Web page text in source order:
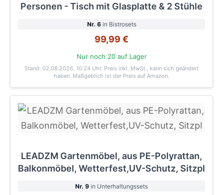
Personen - Tisch mit Glasplatte & 2 Stühle
Nr. 6in Bistrosets
99,99 €
Nur noch 20 auf Lager
Stand: 02.08.2026, 10:24 Uhr. Preis inkl. MwSt., kann sich geändert
haben. Maßgeblich ist der Preis auf Amazon.
LEADZM Gartenmöbel, aus PE-Polyrattan,
Balkonmöbel, Wetterfest,UV-Schutz, Sitzpl
Nr. 9 in Unterhaltungssets